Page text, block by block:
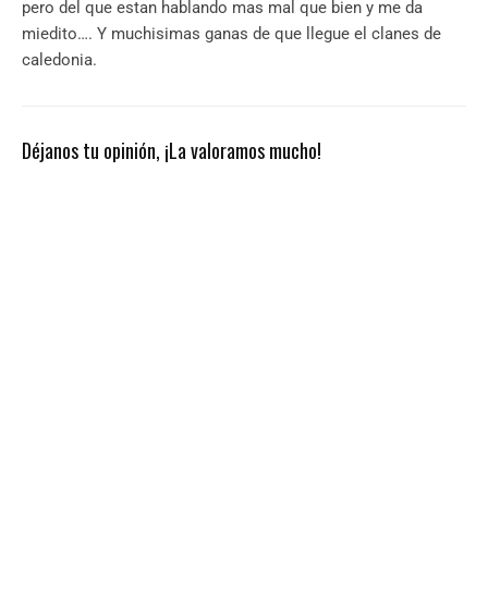
pero del que estan hablando mas mal que bien y me da
miedito…. Y muchisimas ganas de que llegue el clanes de
caledonia.
Déjanos tu opinión, ¡La valoramos mucho!